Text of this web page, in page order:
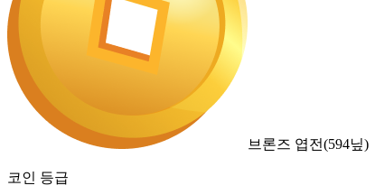
브론즈 엽전(594닢)
코인 등급